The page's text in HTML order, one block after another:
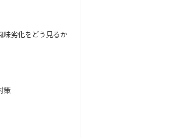
味劣化をどう見るか
策